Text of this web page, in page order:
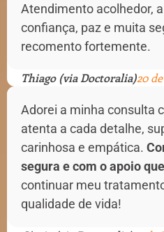
Atendimento acolhedor,
confiança, paz e muita
recomento fortemente.
Thiago (via Doctoralia)20
Adorei a minha consulta
atenta a cada detalhe,
carinhosa e empática.
segura e com o apoio
continuar meu
qualidade de vida!